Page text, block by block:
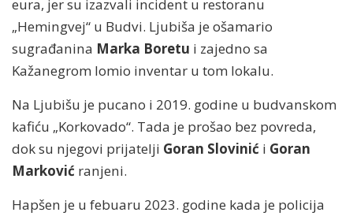
eura, jer su izazvali incident u restoranu
„Hemingvej“ u Budvi. Ljubiša je ošamario
sugrađanina Marka Boretu i zajedno sa
Kažanegrom lomio inventar u tom lokalu.
Na Ljubišu je pucano i 2019. godine u budvanskom
kafiću „Korkovado“. Tada je prošao bez povreda,
dok su njegovi prijatelji Goran Slovinić i Goran
Marković ranjeni.
Hapšen je u febuaru 2023. godine kada je policija